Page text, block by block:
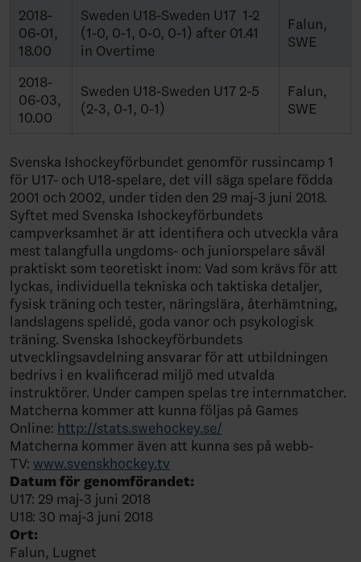
2018-
06-01,
18.00
Sweden U18-Sweden U17 1-2
(1-0, 0-1, 0-0, 0-1) after 01.41
in Overtime
Falun,
SWE
2018-
06-03,
10.00
Sweden U18-Sweden U17 2-5
(2-3, 0-1, 0-1)
Falun,
SWE
Svenska Ishockeyförbundet genomför russincamp 1
för U17- och U18-spelare, det vill säga spelare födda
2001 och 2002, under tiden den 29 maj-3 juni 2018.
Syftet med Svenska Ishockeyförbundets
campverksamhet är att identifiera och utveckla våra
mest talangfulla ungdoms- och juniorspelare såväl
praktiskt som teoretiskt inom: Vad som krävs för att
lyckas, individuella tekniska och taktiska detaljer,
fysisk träning och tester, näringslära, återhämtning,
landslagens spelidé, goda vanor och psykologisk
träning. Svenska Ishockeyförbundets
utvecklingsavdelning ansvarar för att utbildningen
bedrivs i en kvalificerad miljö med utvalda
instruktörer. Under campen spelas tre internmatcher.
Matcherna kommer att kunna följas på Games
Online: http://stats.swehockey.se/
Matcherna kommer även att kunna ses på webb-
TV: www.svenskhockey.tv
Datum för genomförandet:
U17: 29 maj-3 juni 2018
U18: 30 maj-3 juni 2018
Ort:
Falun, Lugnet